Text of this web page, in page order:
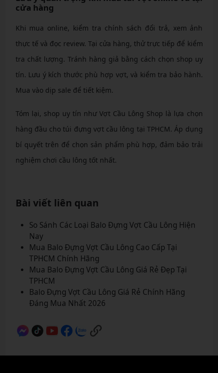
cửa hàng
Khi mua online, kiểm tra chính sách đổi trả, xem ảnh
thực tế và đọc review. Tại cửa hàng, thử trực tiếp để kiểm
tra chất lượng. Tránh hàng giả bằng cách chọn shop uy
tín. Lưu ý kích thước phù hợp vợt, và kiểm tra bảo hành.
Mua vào dịp sale để tiết kiệm.
Tóm lại, shop uy tín như Vợt Cầu Lông Shop là lựa chọn
hàng đầu cho túi đựng vợt cầu lông tại TPHCM. Áp dụng
bí quyết trên để chọn sản phẩm phù hợp, đảm bảo trải
nghiệm chơi cầu lông tốt nhất.
Bài viết liên quan
So Sánh Các Loại Balo Đựng Vợt Cầu Lông Hiện
Nay
Mua Balo Đựng Vợt Cầu Lông Cao Cấp Tại
TPHCM Chính Hãng
Mua Balo Đựng Vợt Cầu Lông Giá Rẻ Đẹp Tại
TPHCM
Balo Đựng Vợt Cầu Lông Giá Rẻ Chính Hãng
Đáng Mua Nhất 2026